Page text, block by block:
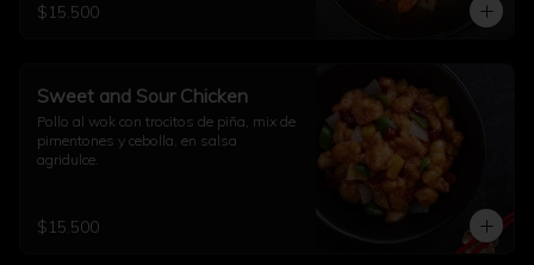
$15.500
Sweet and Sour Chicken
Pollo al wok con trocitos de piña, mix de
pimentones y cebolla, en salsa
agridulce.
$15.500